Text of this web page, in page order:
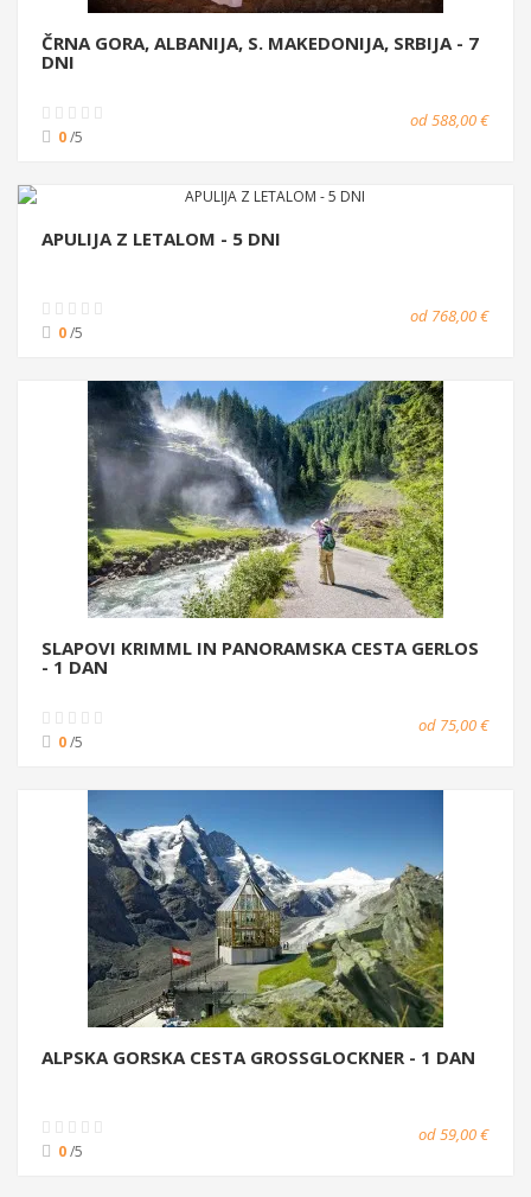
ČRNA GORA, ALBANIJA, S. MAKEDONIJA, SRBIJA - 7
DNI
0/5
od 588,00 €
APULIJA Z LETALOM - 5 DNI
0/5
od 768,00 €
SLAPOVI KRIMML IN PANORAMSKA CESTA GERLOS
- 1 DAN
0/5
od 75,00 €
ALPSKA GORSKA CESTA GROSSGLOCKNER - 1 DAN
0/5
od 59,00 €